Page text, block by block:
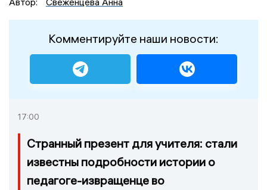
Комментируйте наши новости:
17:00
Странный презент для учителя: стали
известны подробности истории о
педагоге-извращенце во